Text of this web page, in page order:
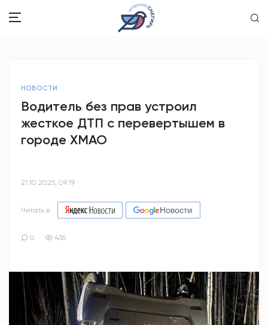
ОБРАЗОВАНИЕ
СПОРТ
АНТИТЕРРОР
НОВОСТИ
НОВОСТИ
Водитель без прав устроил
жесткое ДТП с перевертышем в
городе ХМАО
21.10.2025, 09:19
Читать в
0 435